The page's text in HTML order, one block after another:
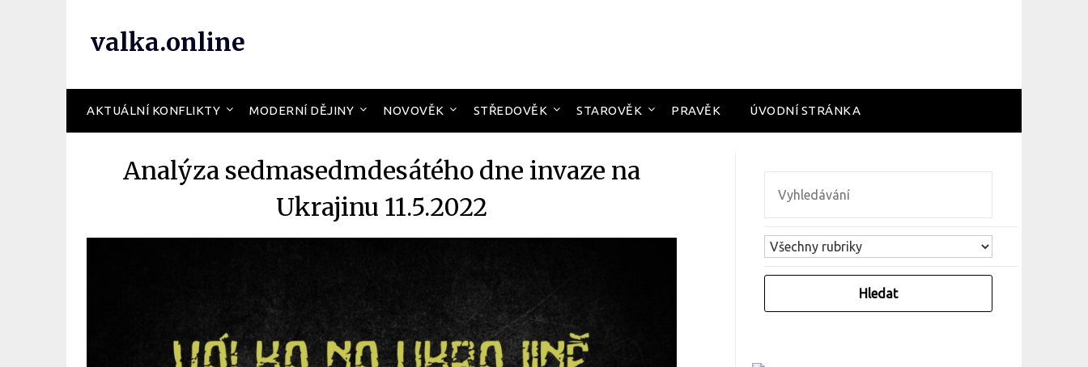
valka.online
AKTUÁLNÍ KONFLIKTY MODERNÍ DĚJINY NOVOVĚK STŘEDOVĚK STAROVĚK PRAVĚK ÚVODNÍ STRÁNKA
Analýza sedmasedmdesátého dne invaze na
Ukrajinu 11.5.2022